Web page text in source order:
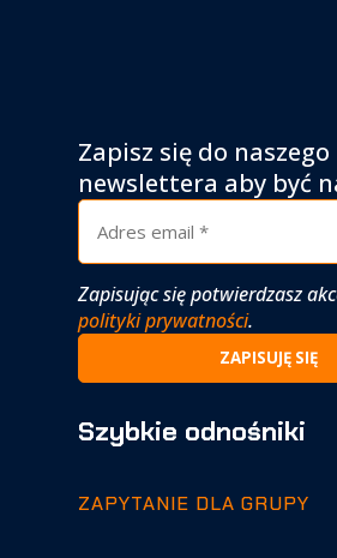
Zapisz się do naszego
newslettera aby być
Zapisując się potwierdzasz
polityki prywatności.
Szybkie odnośniki
ZAPYTANIE DLA GRUPY